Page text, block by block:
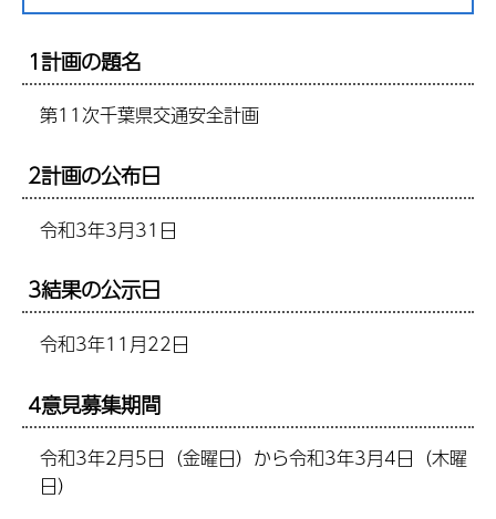
1計画の題名
第11次千葉県交通安全計画
2計画の公布日
令和3年3月31日
3結果の公示日
令和3年11月22日
4意見募集期間
令和3年2月5日（金曜日）から令和3年3月4日（木曜
日）